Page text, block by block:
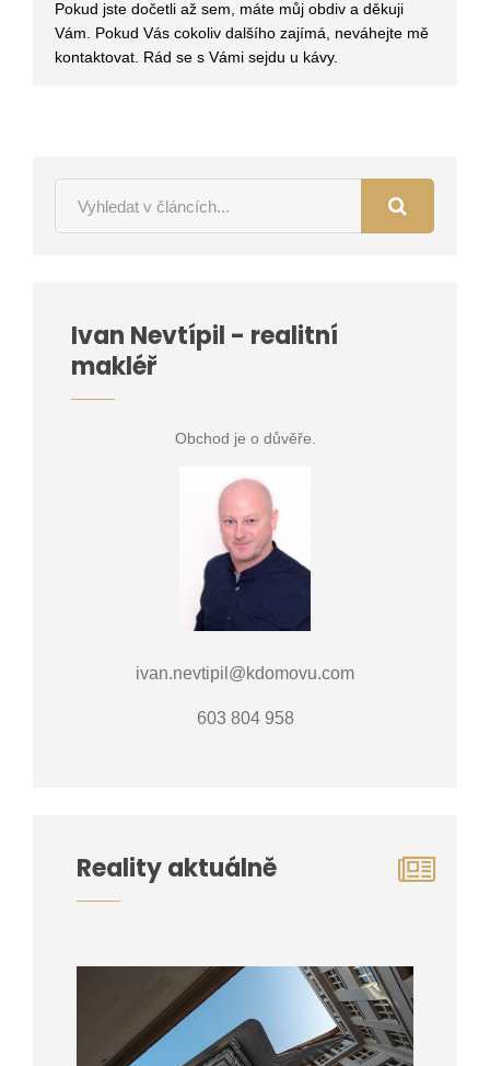
Pokud jste dočetli až sem, máte můj obdiv a děkuji
Vám. Pokud Vás cokoliv dalšího zajímá, neváhejte mě
kontaktovat. Rád se s Vámi sejdu u kávy.
Ivan Nevtípil - realitní
makléř
Obchod je o důvěře.
ivan.nevtipil@kdomovu.com
603 804 958
Reality aktuálně